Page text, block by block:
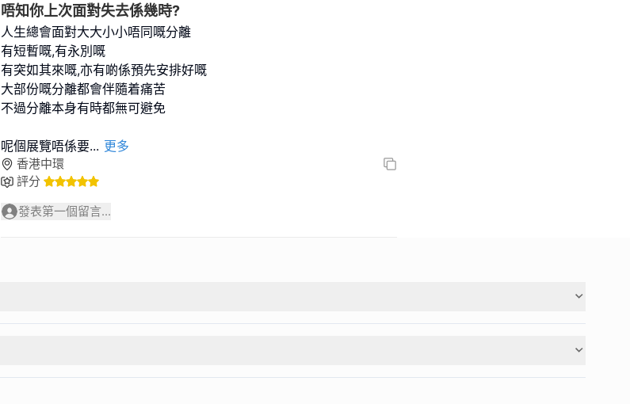
唔知你上次面對失去係幾時?
人生總會面對大大小小唔同嘅分離
有短暫嘅,有永別嘅
有突如其來嘅,亦有啲係預先安排好嘅
大部份嘅分離都會伴隨着痛苦
不過分離本身有時都無可避免
呢個展覽唔係要... 更多
香港中環
評分
發表第一個留言...